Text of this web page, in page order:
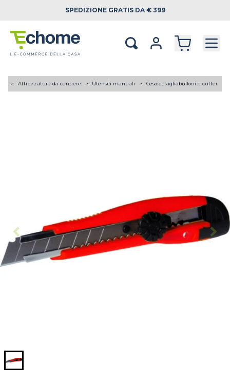
SPEDIZIONE GRATIS DA € 399
Attrezzatura da cantiere Utensili manuali Cesoie, tagliabulloni e cutter